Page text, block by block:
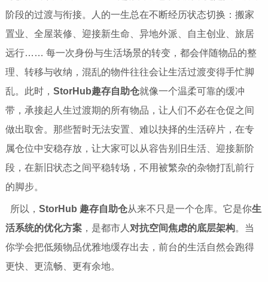
阶段的过渡与衔接。人的一生总在不断经历状态切换：搬家
置业、全屋装修、迎接新生命、异地外派、自主创业、旅居
远行…… 每一次身份与生活场景的转变，都会伴随物品的整
理、转移与收纳，混乱的物件往往会让生活过渡变得手忙脚
乱。此时， StorHub趣存自助仓就像一个温柔可靠的缓冲
带，承接起人生过渡期的所有物品，让人们不必在仓促之间
做出取舍。那些暂时无法安置、难以抉择的生活碎片，在专
属仓位中安稳存放，让大家可以从容告别旧生活、迎接新阶
段，在新旧状态之间平稳转场，不用被繁杂的杂物打乱前行
的脚步。
所以， StorHub 趣存自助仓从来不只是一个仓库。它是你生
活系统的优化方案，是都市人对抗空间焦虑的底层架构。当
你学会把低频物品优雅地缓存出去，前台的生活自然会跑得
更快、更流畅、更有余地。